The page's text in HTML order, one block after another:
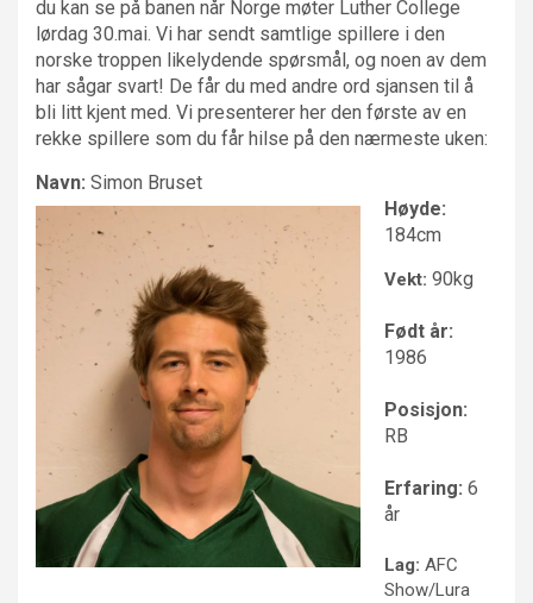
du kan se på banen når Norge møter Luther College
lørdag 30.mai. Vi har sendt samtlige spillere i den
norske troppen likelydende spørsmål, og noen av dem
har sågar svart! De får du med andre ord sjansen til å
bli litt kjent med. Vi presenterer her den første av en
rekke spillere som du får hilse på den nærmeste uken:
Navn: Simon Bruset
Høyde:
184cm
Vekt: 90kg
Født år:
1986
Posisjon:
RB
Erfaring: 6
år
Lag: AFC
Show/Lura